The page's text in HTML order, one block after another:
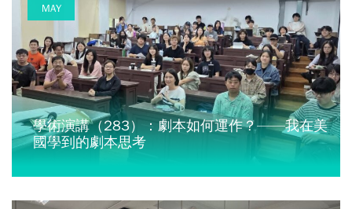
MAY
學術演講（283）：劇本如何運作？——我在美
國學到的劇本思考